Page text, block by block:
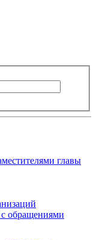
главы
с обращениями